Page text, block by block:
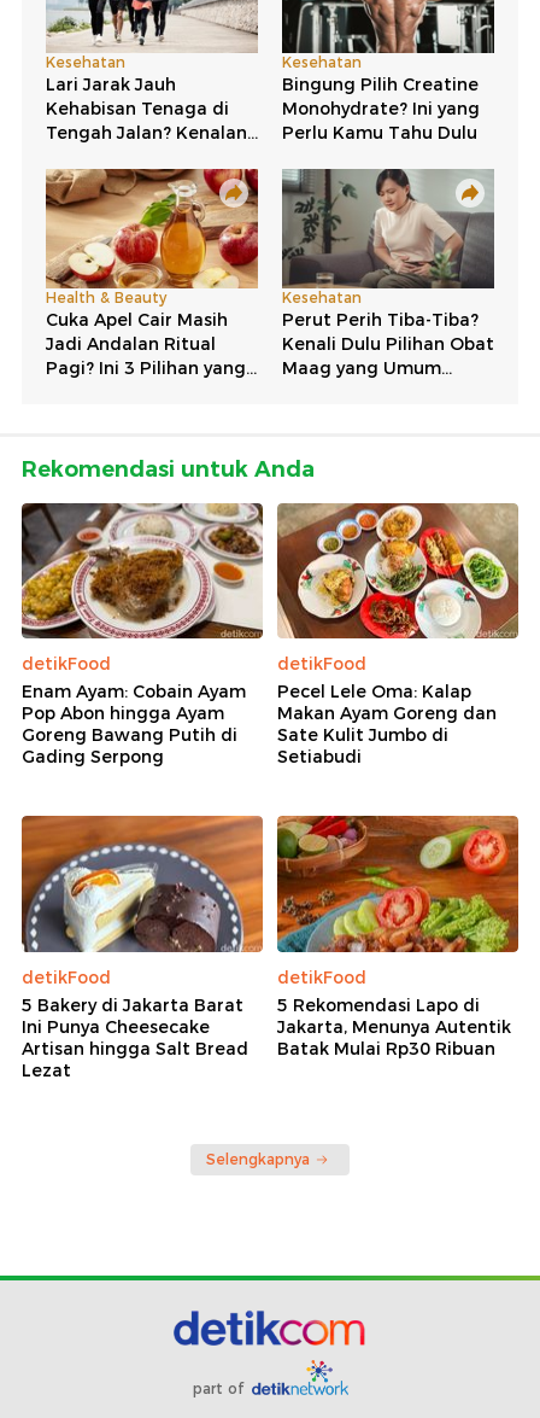
Rekomendasi untuk Anda
detikFood
Enam Ayam: Cobain Ayam
Pop Abon hingga Ayam
Goreng Bawang Putih di
Gading Serpong
detikFood
Pecel Lele Oma: Kalap
Makan Ayam Goreng dan
Sate Kulit Jumbo di
Setiabudi
detikFood
5 Bakery di Jakarta Barat
Ini Punya Cheesecake
Artisan hingga Salt Bread
Lezat
detikFood
5 Rekomendasi Lapo di
Jakarta, Menunya Autentik
Batak Mulai Rp30 Ribuan
Selengkapnya
part of